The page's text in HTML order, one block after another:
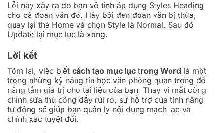
Lỗi này xảy ra do bạn vô tình áp dụng Styles Heading
cho cả đoạn văn đó. Hãy bôi đen đoạn văn bị thừa,
quay lại thẻ Home và chọn Style là Normal. Sau đó
Update lại mục lục là xong.
Lời kết
Tóm lại, việc biết cách tạo mục lục trong Word là một
trong những kỹ năng tin học văn phòng quan trọng để
nâng tầm giá trị cho tài liệu của bạn. Thay vì mất công
chỉnh sửa thủ công đầy rủi ro, sự hỗ trợ của tính năng
tự động sẽ giúp bạn quản lý nội dung mạch lạc và
chính xác tuyệt đối.